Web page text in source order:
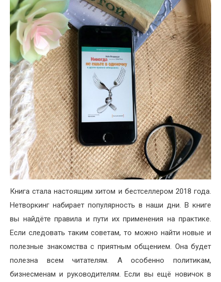
Книга стала настоящим хитом и бестселлером 2018 года.
Нетворкинг набирает популярность в наши дни. В книге
вы найдёте правила и пути их применения на практике.
Если следовать таким советам, то можно найти новые и
полезные знакомства с приятным общением. Она будет
полезна всем читателям. А особенно политикам,
бизнесменам и руководителям. Если вы ещё новичок в